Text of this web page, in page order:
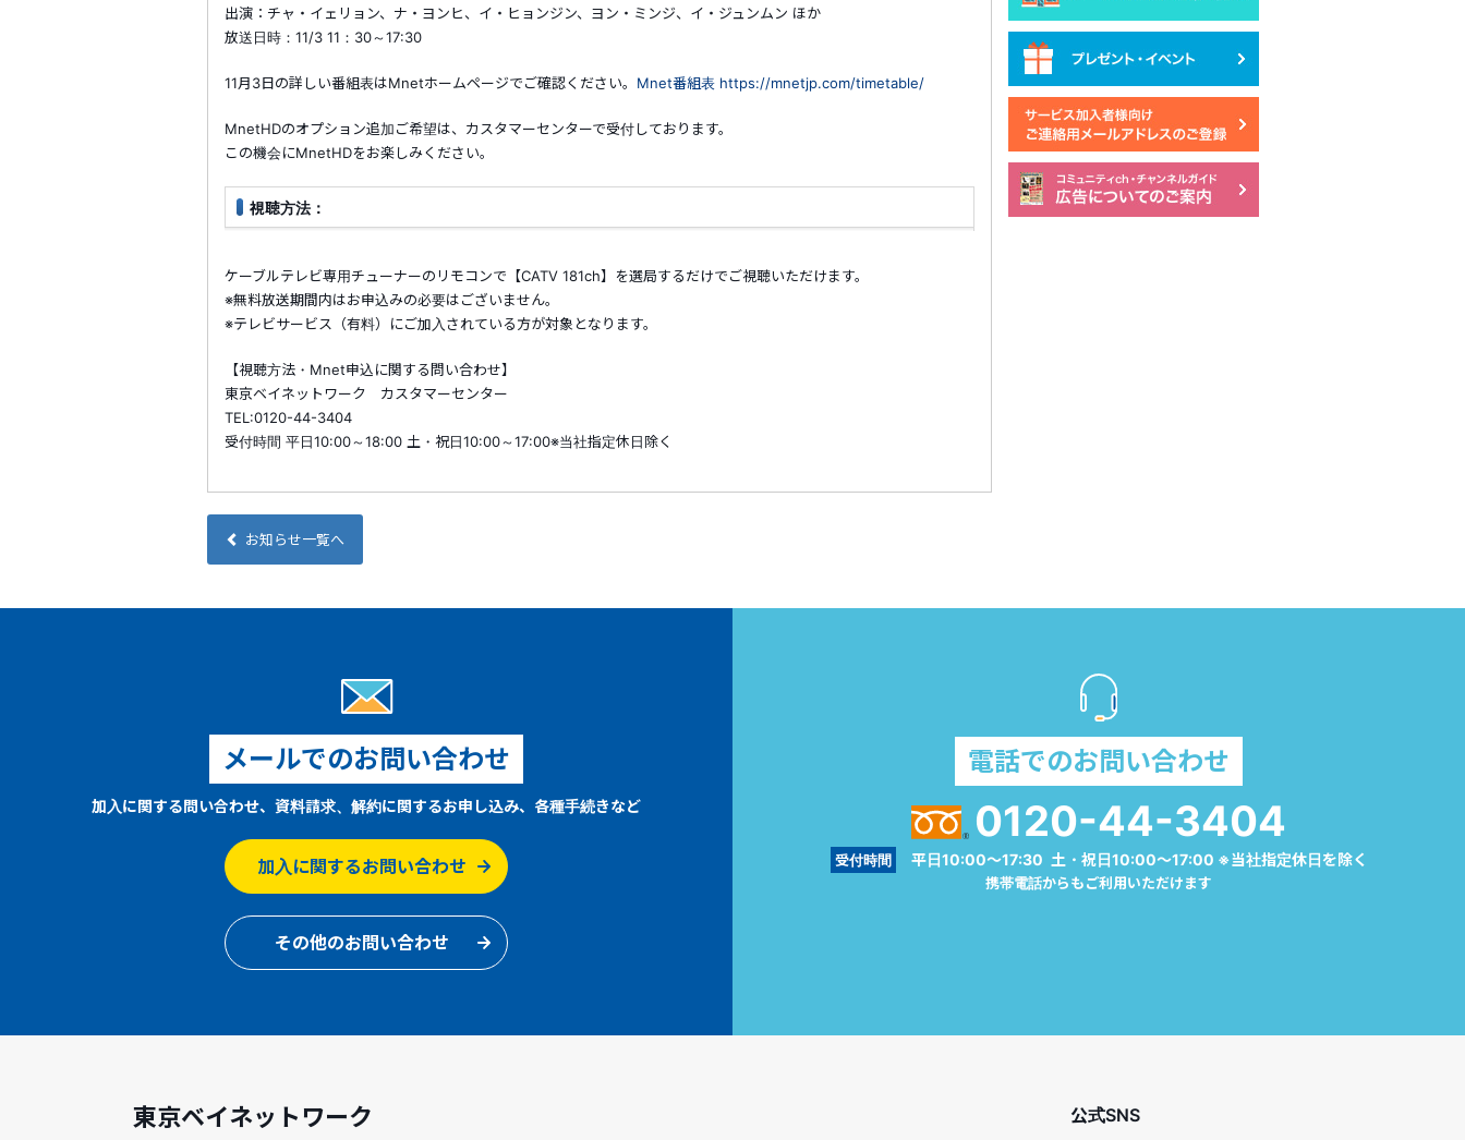
出演：チャ・イェリョン、ナ・ヨンヒ、イ・ヒョンジン、ヨン・ミンジ、イ・ジュンムン ほか
放送日時：11/3 11：30～17:30
11月3日の詳しい番組表はMnetホームページでご確認ください。 Mnet番組表 https://mnetjp.com/timetable/
MnetHDのオプション追加ご希望は、カスタマーセンターで受付しております。
この機会にMnetHDをお楽しみください。
視聴方法：
ケーブルテレビ専用チューナーのリモコンで【CATV 181ch】を選局するだけでご視聴いただけます。
※無料放送期間内はお申込みの必要はございません。
※テレビサービス（有料）にご加入されている方が対象となります。
【視聴方法・Mnet申込に関する問い合わせ】
東京ベイネットワーク カスタマーセンター
TEL:0120-44-3404
受付時間 平日10:00～18:00 土・祝日10:00～17:00※当社指定休日除く
お知らせ一覧へ
メールでのお問い合わせ
加入に関する問い合わせ、資料請求、解約に関するお申し込み、各種手続きなど
加入に関するお問い合わせ
その他のお問い合わせ
電話でのお問い合わせ
0120-44-3404
受付時間 平日10:00～17:30 土・祝日10:00～17:00 ※当社指定休日を除く
携帯電話からもご利用いただけます
東京ベイネットワーク 公式SNS